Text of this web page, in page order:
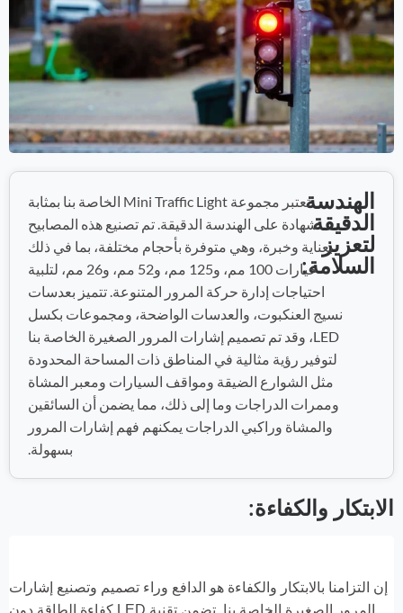
الهندسة
الدقيقة
لتعزيز
السلامة:
تعتبر مجموعة Mini Traffic Light الخاصة بنا بمثابة
شهادة على الهندسة الدقيقة. تم تصنيع هذه المصابيح
بعناية وخبرة، وهي متوفرة بأحجام مختلفة، بما في ذلك
خيارات 100 مم، و125 مم، و52 مم، و26 مم، لتلبية
احتياجات إدارة حركة المرور المتنوعة. تتميز بعدسات
نسيج العنكبوت، والعدسات الواضحة، ومجموعات بكسل
LED، وقد تم تصميم إشارات المرور الصغيرة الخاصة بنا
لتوفير رؤية مثالية في المناطق ذات المساحة المحدودة
مثل الشوارع الضيقة ومواقف السيارات ومعبر المشاة
وممرات الدراجات وما إلى ذلك، مما يضمن أن السائقين
والمشاة وراكبي الدراجات يمكنهم فهم إشارات المرور
بسهولة.
الابتكار والكفاءة:
إن التزامنا بالابتكار والكفاءة هو الدافع وراء تصميم وتصنيع إشارات